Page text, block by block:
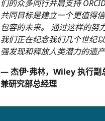
们的众多同行并肩支持 ORCID
共同目标是建立一个更值得
包容的未来。 通过这样的努力
我们正在纪念我们几个世纪
强发现和释放人类潜力的遗
— 杰伊·弗林，Wiley 执行副
兼研究部总经理